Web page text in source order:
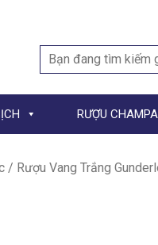
Search
for:
RƯỢU
/ Rượu Vang Trắng